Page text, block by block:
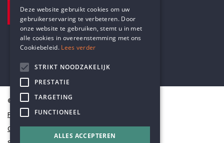
Pottenbrug 4
Antwerpen, 2000
© Humanistisch Verbond 2026
Privacy
Cookiestatement
DUTCH
Deze website gebruikt cookies om uw
gebruikerservaring te verbeteren. Door
onze website te gebruiken, stemt u in met
alle cookies in overeenstemming met ons
Cookiebeleid. Lees verder
STRIKT NOODZAKELIJK
PRESTATIE
TARGETING
FUNCTIONEEL
ALLES ACCEPTEREN